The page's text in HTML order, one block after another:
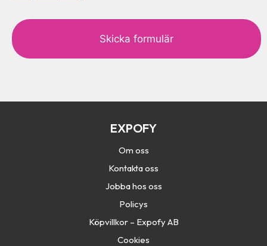
a
p
t
EXPOFY
Om oss
Kontakta oss
Jobba hos oss
Policys
Köpvillkor – Expofy AB
Cookies